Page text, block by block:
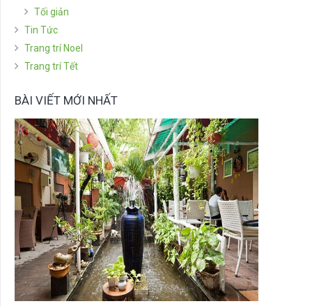
Tối giản
Tin Tức
Trang trí Noel
Trang trí Tết
BÀI VIẾT MỚI NHẤT